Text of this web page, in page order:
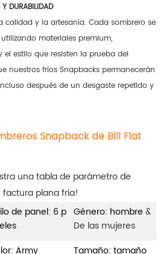
DURABILIDAD
calidad y la artesanía. Cada sombrero se
materiales premium,
estilo que resisten la prueba del
nuestros fríos Snapbacks permanecerán
después de un desgaste repetido y
Snapback de Bill Flat
una tabla de parámetro de
factura plana fría!
de panel: 6 p Género: hombre &
De las mujeres
Army
Tamaño: tamaño